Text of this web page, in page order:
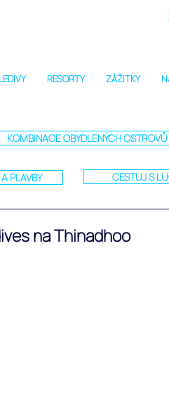
RESORTY ZÁŽITKY
KOMBINACE OBYDLENÝCH
PLAVBY CESTUJ S
na Thinadhoo